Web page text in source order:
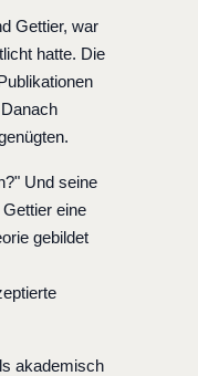
Gettier, war
hatte. Die
Und seine
eine
gebildet
akademisch